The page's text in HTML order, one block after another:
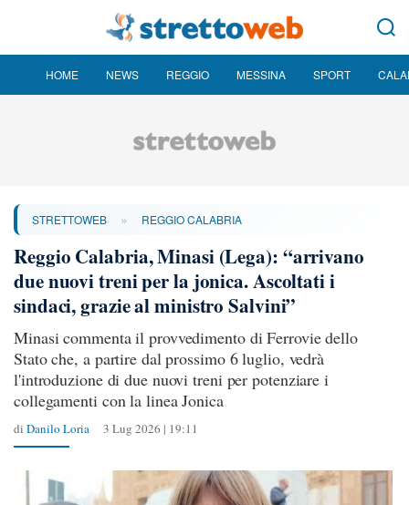
HOME NEWS REGGIO MESSINA SPORT
STRETTOWEB » REGGIO CALABRIA
Reggio Calabria, Minasi (Lega): “arrivano
due nuovi treni per la jonica. Ascoltati i
sindaci, grazie al ministro Salvini”
Minasi commenta il provvedimento di Ferrovie dello
Stato che, a partire dal prossimo 6 luglio, vedrà
l'introduzione di due nuovi treni per potenziare i
collegamenti con la linea Jonica
di Danilo Loria 3 Lug 2026 | 19:11